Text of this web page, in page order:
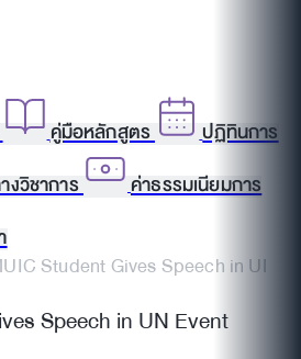
คู่มือหลักสูตร
ปฏิทินการ
งวิชาการ
ค่าธรรมเนียมการ
Student Gives Speech in UN
Speech in UN Event